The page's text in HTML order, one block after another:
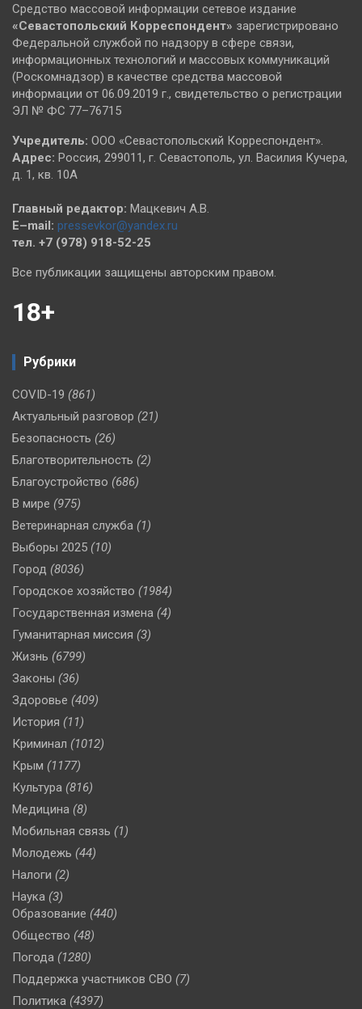
Средство массовой информации сетевое издание
«Севастопольский Корреспондент» зарегистрировано
Федеральной службой по надзору в сфере связи,
информационных технологий и массовых коммуникаций
(Роскомнадзор) в качестве средства массовой
информации от 06.09.2019 г., свидетельство о регистрации
ЭЛ № ФС 77–76715
Учредитель: ООО «Севастопольский Корреспондент».
Адрес: Россия, 299011, г. Севастополь, ул. Василия Кучера,
д. 1, кв. 10А
Главный редактор: Мацкевич А.В.
E–mail: pressevkor@yandex.ru
тел. +7 (978) 918-52-25
Все публикации защищены авторским правом.
18+
Рубрики
COVID-19 (861)
Актуальный разговор (21)
Безопасность (26)
Благотворительность (2)
Благоустройство (686)
В мире (975)
Ветеринарная служба (1)
Выборы 2025 (10)
Город (8036)
Городское хозяйство (1984)
Государственная измена (4)
Гуманитарная миссия (3)
Жизнь (6799)
Законы (36)
Здоровье (409)
История (11)
Криминал (1012)
Крым (1177)
Культура (816)
Медицина (8)
Мобильная связь (1)
Молодежь (44)
Налоги (2)
Наука (3)
Образование (440)
Общество (48)
Погода (1280)
Поддержка участников СВО (7)
Политика (4397)